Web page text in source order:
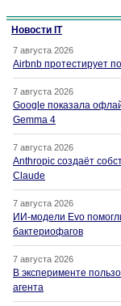
Новости IT
7 августа 2026
Airbnb протестирует
7 августа 2026
Google показала
Gemma 4
7 августа 2026
Anthropic создаёт
Claude
7 августа 2026
ИИ-модели Evo
бактериофагов
7 августа 2026
В эксперименте
агента